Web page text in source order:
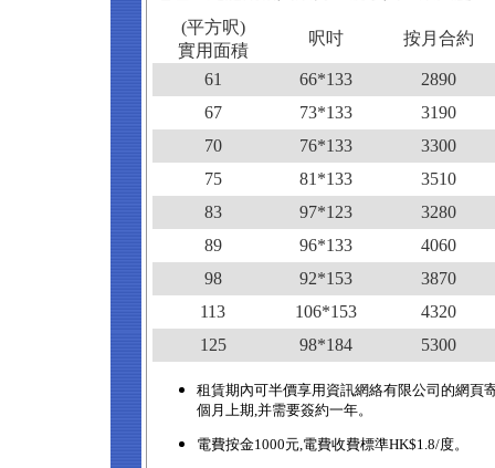
(平方呎)
實用面積
呎吋 按月合約
61 66*133
2890
67
73*133
3190
70
76*133
3300
75
81*133
3510
83
97*123
3280
89
96*133
4060
98
92*153
3870
113
106*153
4320
125
98*184 5300
租賃期內可半價享用資訊網絡有限公司的網頁
個月上期,并需要簽約一年。
電費按金1000元,電費收費標準HK$1.8/度。